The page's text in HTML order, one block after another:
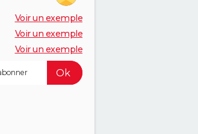
Voir un exemple
Voir un exemple
Voir un exemple